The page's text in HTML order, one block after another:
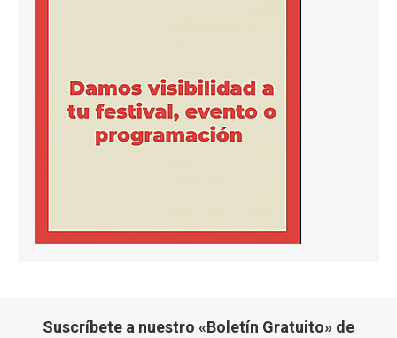
Suscríbete a nuestro «Boletín Gratuito» de